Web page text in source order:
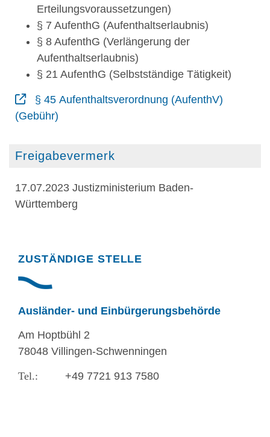
Erteilungsvoraussetzungen)
§ 7 AufenthG (Aufenthaltserlaubnis)
§ 8 AufenthG (Verlängerung der
Aufenthaltserlaubnis)
§ 21 AufenthG (Selbstständige Tätigkeit)
§ 45 Aufenthaltsverordnung (AufenthV)
(Gebühr)
Freigabevermerk
17.07.2023 Justizministerium Baden-
Württemberg
Randspalte
ZUSTÄNDIGE STELLE
Ausländer- und Einbürgerungsbehörde
Am Hoptbühl 2
78048 Villingen-Schwenningen
+49 7721 913 7580